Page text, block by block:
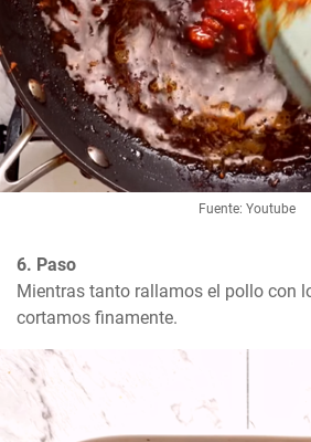
Fuente: Youtube
6. Paso
Mientras tanto rallamos el pollo con
cortamos finamente.